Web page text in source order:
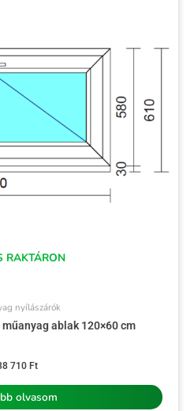
RAKTÁRON
nyílászárók
műanyag ablak 120×60 cm
710 Ft
olvasom